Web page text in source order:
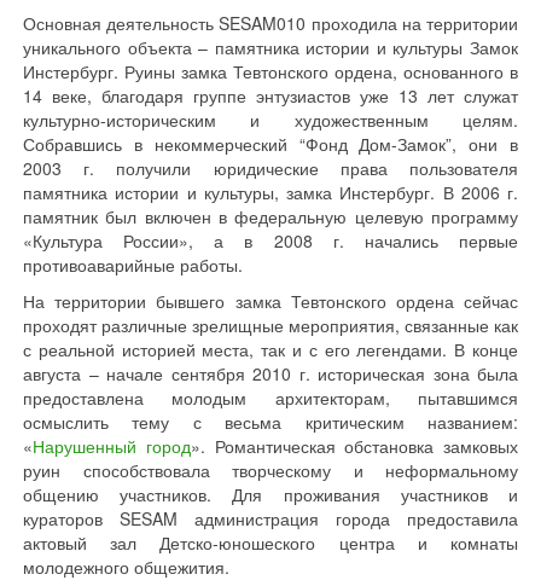
Основная деятельность SESAM010 проходила на территории
уникального объекта – памятника истории и культуры Замок
Инстербург. Руины замка Тевтонского ордена, основанного в
14 веке, благодаря группе энтузиастов уже 13 лет служат
культурно-историческим и художественным целям.
Собравшись в некоммерческий “Фонд Дом-Замок”, они в
2003 г. получили юридические права пользователя
памятника истории и культуры, замка Инстербург. В 2006 г.
памятник был включен в федеральную целевую программу
«Культура России», а в 2008 г. начались первые
противоаварийные работы.
На территории бывшего замка Тевтонского ордена сейчас
проходят различные зрелищные мероприятия, связанные как
с реальной историей места, так и с его легендами. В конце
августа – начале сентября 2010 г. историческая зона была
предоставлена молодым архитекторам, пытавшимся
осмыслить тему с весьма критическим названием:
«Нарушенный город». Романтическая обстановка замковых
руин способствовала творческому и неформальному
общению участников. Для проживания участников и
кураторов SESAM администрация города предоставила
актовый зал Детско-юношеского центра и комнаты
молодежного общежития.